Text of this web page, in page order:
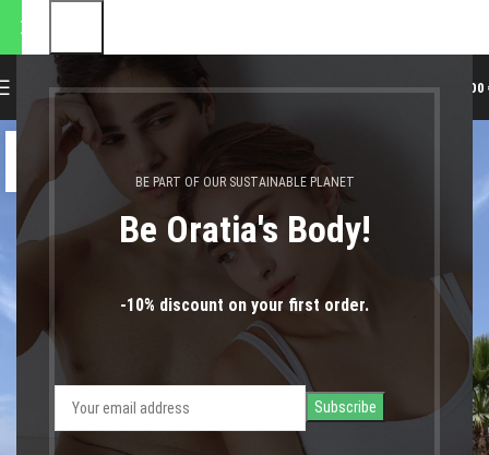
BE PART OF OUR SUSTAINABLE PLANET
Be Oratia's Body!
-10% discount on your first order.
MENU 0,00
θα